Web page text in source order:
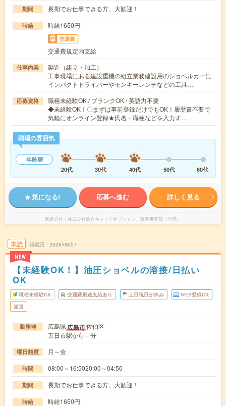
期間 長期でお仕事できる方、大歓迎！
時給 時給1650円
交通費
交通費規定内支給
仕事内容
製造（組立・加工）
工事現場にある建設重機の組立業務建設用のショベルカーに
インパクトドライバーやモンキーレンチなどの工具…
応募資格
職種未経験OK / ブランクOK / 英語力不要
◆未経験OK！〇まずは事前登録だけでもOK！履歴書不要で
気軽にオンライン登録★氏名・職種などを入力す…
職場の雰囲気
年齢層
20代
30代 40代 50代 60代
気になる! 応募へ進む 詳しく見る
派遣会社 株式会社綜合キャリアオプション 製造事業部（全国）
未読
NEW
掲載日 2026/08/07
【未経験OK！】油圧ショベルの溶接/日払い
OK
職種未経験OK 交通費別途支給あり 土日祝日が休み WEB登録OK
派遣
勤務地 広島県広島市佐伯区
五日市駅から---分
曜日頻度 月～金
時間 08:00～16:5020:00～04:50
期間 長期でお仕事できる方、大歓迎！
時給 時給1650円